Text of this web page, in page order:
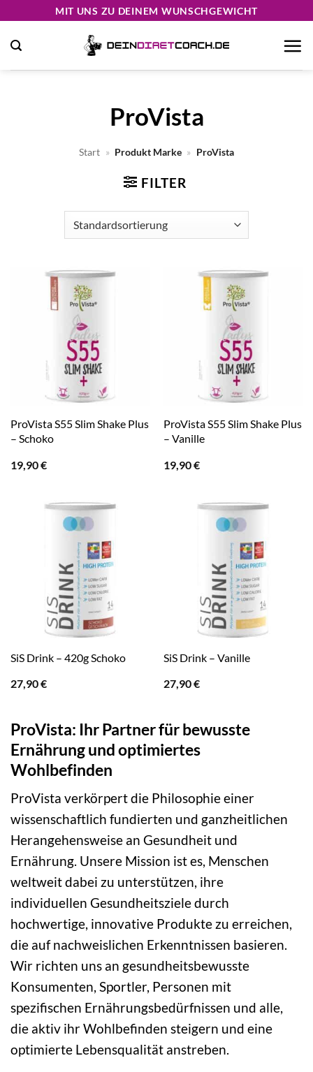
springen
MIT UNS ZU DEINEM WUNSCHGEWICHT
ProVista
Start » Produkt Marke » ProVista
FILTER
ProVista S55 Slim Shake Plus
– Schoko
19,90€
ProVista S55 Slim Shake Plus
– Vanille
19,90€
SiS Drink – 420g Schoko
27,90€
SiS Drink – Vanille
27,90€
ProVista: Ihr Partner für bewusste
Ernährung und optimiertes
Wohlbefinden
ProVista verkörpert die Philosophie einer
wissenschaftlich fundierten und ganzheitlichen
Herangehensweise an Gesundheit und
Ernährung. Unsere Mission ist es, Menschen
weltweit dabei zu unterstützen, ihre
individuellen Gesundheitsziele durch
hochwertige, innovative Produkte zu erreichen,
die auf nachweislichen Erkenntnissen basieren.
Wir richten uns an gesundheitsbewusste
Konsumenten, Sportler, Personen mit
spezifischen Ernährungsbedürfnissen und alle,
die aktiv ihr Wohlbefinden steigern und eine
optimierte Lebensqualität anstreben.